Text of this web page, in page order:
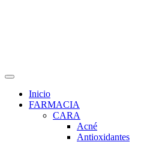
Inicio
FARMACIA
CARA
Acné
Antioxidantes